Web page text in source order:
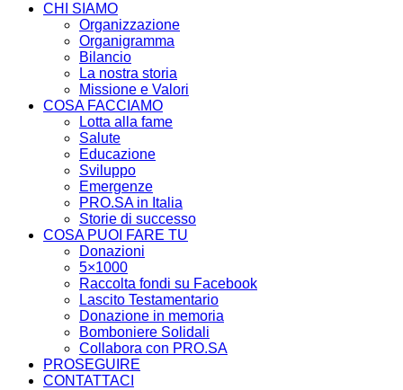
CHI SIAMO
Organizzazione
Organigramma
Bilancio
La nostra storia
Missione e Valori
COSA FACCIAMO
Lotta alla fame
Salute
Educazione
Sviluppo
Emergenze
PRO.SA in Italia
Storie di successo
COSA PUOI FARE TU
Donazioni
5×1000
Raccolta fondi su Facebook
Lascito Testamentario
Donazione in memoria
Bomboniere Solidali
Collabora con PRO.SA
PROSEGUIRE
CONTATTACI